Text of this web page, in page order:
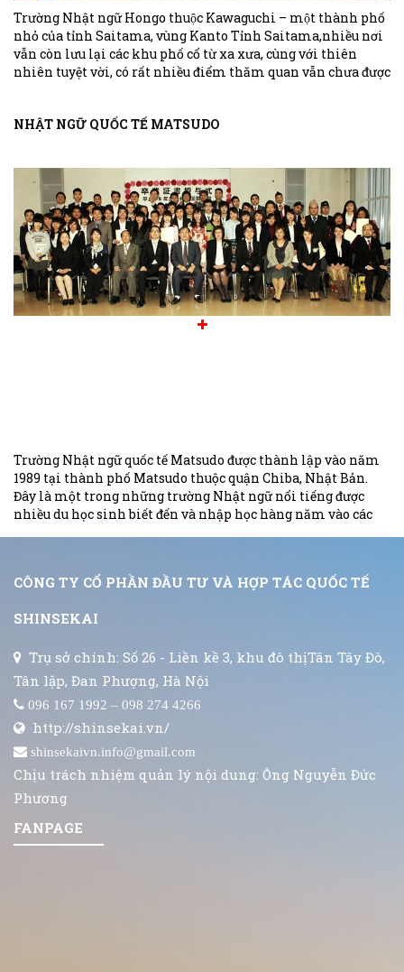
Trường Nhật ngữ Hongo thuộc Kawaguchi – một thành phố
nhỏ của tỉnh Saitama, vùng Kanto Tỉnh Saitama,nhiều nơi
vẫn còn lưu lại các khu phố cổ từ xa xưa, cùng với thiên
nhiên tuyệt vời, có rất nhiều điểm thăm quan vẫn chưa được
Kawagoe Ichiban Gai (Kawagoe-shi)...
NHẬT NGỮ QUỐC TẾ MATSUDO
Trường Nhật ngữ quốc tế Matsudo được thành lập vào năm
1989 tại thành phố Matsudo thuộc quận Chiba, Nhật Bản.
Đây là một trong những trường Nhật ngữ nổi tiếng được
nhiều du học sinh biết đến và nhập học hàng năm vào các
CÔNG TY CỔ PHẦN ĐẦU TƯ VÀ HỢP TÁC QUỐC TẾ
SHINSEKAI
Trụ sở chính: Số 26 - Liền kề 3, khu đô thịTân Tây Đô,
Tân lập, Đan Phượng, Hà Nội
096 167 1992 – 098 274 4266
http://shinsekai.vn/
shinsekaivn.info@gmail.com
Chịu trách nhiệm quản lý nội dung: Ông Nguyễn Đức
Phương
FANPAGE